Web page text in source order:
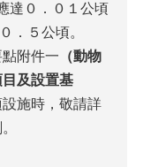
達０．０１公頃
．５公頃。
附件一 （動物
及設置基
設施時，敬請詳